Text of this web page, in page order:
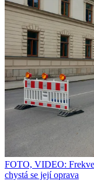
FOTO, VIDEO:
chystá se její oprava